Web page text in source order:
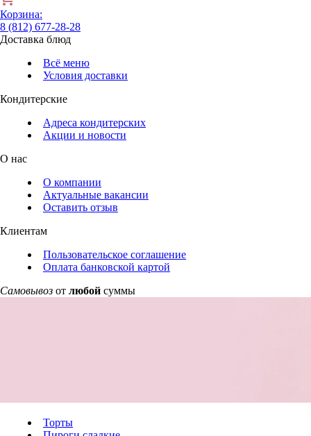
Корзина:
8 (812) 677-28-28
Доставка блюд
Всё меню
Условия доставки
Кондитерские
Адреса кондитерских
Акции и новости
О нас
О компании
Актуальные вакансии
Оставить отзыв
Клиентам
Пользовательское соглашение
Оплата банковской картой
Самовывоз от любой суммы
Торты